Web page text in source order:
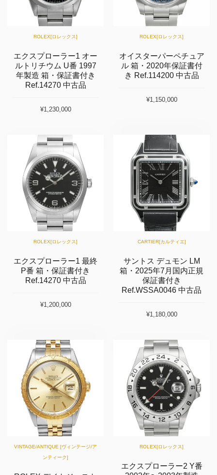
ROLEX[ロレックス]
エクスプローラー1 オー
ルトリチウム U番 1997
年製造 箱・保証書付き
Ref.14270 中古品
¥1,230,000
ROLEX[ロレックス]
オイスターパーペチュア
ル 箱・2020年保証書付
き Ref.114200 中古品
¥1,150,000
ROLEX[ロレックス]
エクスプローラー1 最終
P番 箱・保証書付き
Ref.14270 中古品
¥1,200,000
CARTIER[カルティエ]
サントス デュモン LM
箱・2025年7月国内正規
保証書付き
Ref.WSSA0046 中古品
¥1,180,000
VINTAGE/ANTIQUE [ヴィンテージ/ア
ンティーク]
ROLEX[ロレックス]
エクスプローラー2 Y番